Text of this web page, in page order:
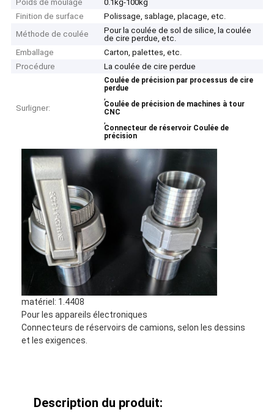
Poids de moulage
0.1kg-100kg
Finition de surface
Polissage, sablage, placage, etc.
Méthode de coulée
Pour la coulée de sol de silice, la coulée
de cire perdue, etc.
Emballage
Carton, palettes, etc.
Procédure
La coulée de cire perdue
Surligner:
Coulée de précision par processus de cire
perdue
,
Coulée de précision de machines à tour
CNC
,
Connecteur de réservoir Coulée de
précision
matériel: 1.4408
Pour les appareils électroniques
Connecteurs de réservoirs de camions, selon les dessins
et les exigences.
Description du produit: